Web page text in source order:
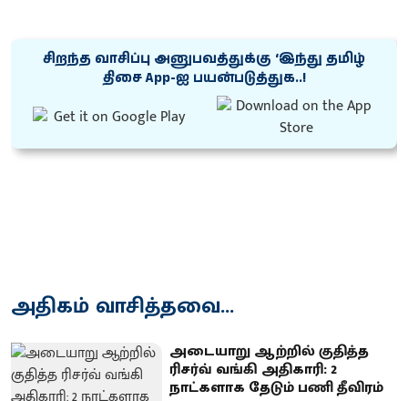
சிறந்த வாசிப்பு அனுபவத்துக்கு ‘இந்து தமிழ்
திசை App-ஐ பயன்படுத்துக..!
அதிகம் வாசித்தவை...
அடையாறு ஆற்றில் குதித்த
ரிசர்வ் வங்கி அதிகாரி: 2
நாட்களாக தேடும் பணி தீவிரம்